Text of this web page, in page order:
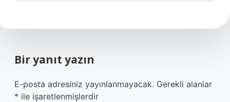
Bir yanıt yazın
E-posta adresiniz yayınlanmayacak. Gerekli alanlar
* ile işaretlenmişlerdir